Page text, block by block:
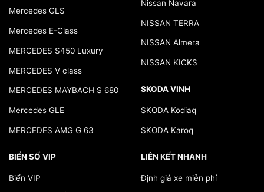
Mercedes GLS
Mercedes E-Class
MERCEDES S450 Luxury
MERCEDES V class
MERCEDES MAYBACH S 680
Mercedes GLE
MERCEDES AMG G 63
BIỂN SỐ VIP
Biển VIP
Nissan Navara
NISSAN TERRA
NISSAN Almera
NISSAN KICKS
SKODA VINH
SKODA Kodiaq
SKODA Karoq
LIÊN KẾT NHANH
Định giá xe miễn phí